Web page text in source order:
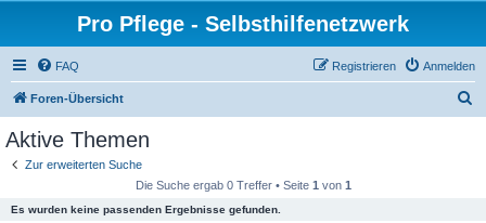
Pro Pflege - Selbsthilfenetzwerk
FAQ Anmelden
Registrieren
Foren-Übersicht
Aktive Themen
Zur erweiterten Suche
Die Suche ergab 0 Treffer • Seite 1 von 1
Es wurden keine passenden Ergebnisse gefunden.